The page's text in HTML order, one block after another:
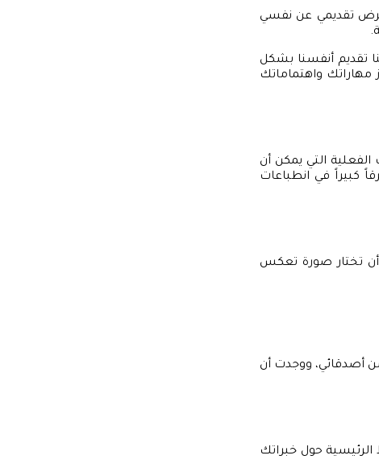
عرض تقديمي عن نفسي
تقديم أنفسنا بشكل
مهاراتك واهتماماتك
التي يمكن أن
كبيراً في انطباعات
أن تختار صورة تعكس
أصدقائي، ووجدت أن
حول خبراتك